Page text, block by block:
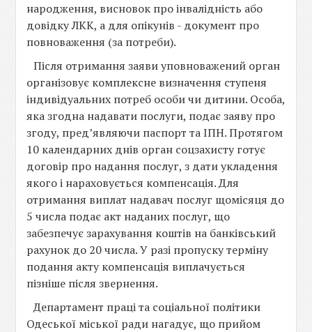
народження, висновок про інвалідність або
довідку ЛКК, а для опікунів - документ про
повноваження (за потреби).
Після отримання заяви уповноважений орган
організовує комплексне визначення ступеня
індивідуальних потреб особи чи дитини. Особа,
яка згодна надавати послуги, подає заяву про
згоду, пред’являючи паспорт та ІПН. Протягом
10 календарних днів орган соцзахисту готує
договір про надання послуг, з дати укладення
якого і нараховується компенсація. Для
отримання виплат надавач послуг щомісяця до
5 числа подає акт наданих послуг, що
забезпечує зарахування коштів на банківський
рахунок до 20 числа. У разі пропуску терміну
подання акту компенсація виплачується
пізніше після звернення.
Департамент праці та соціальної політики
Одеської міської ради нагадує, що прийом